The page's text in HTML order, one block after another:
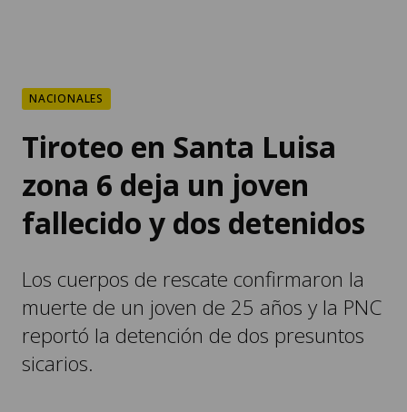
NACIONALES
Tiroteo en Santa Luisa
zona 6 deja un joven
fallecido y dos detenidos
Los cuerpos de rescate confirmaron la
muerte de un joven de 25 años y la PNC
reportó la detención de dos presuntos
sicarios.